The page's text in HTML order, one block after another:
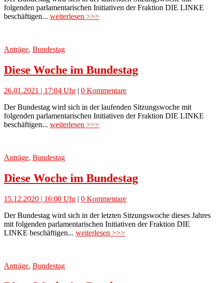
folgenden parlamentarischen Initiativen der Fraktion DIE LINKE
beschäftigen... weiterlesen >>>
Anträge, Bundestag
Diese Woche im Bundestag
26.01.2021 | 17:04 Uhr| 0 Kommentare
Der Bundestag wird sich in der laufenden Sitzungswoche mit
folgenden parlamentarischen Initiativen der Fraktion DIE LINKE
beschäftigen... weiterlesen >>>
Anträge, Bundestag
Diese Woche im Bundestag
15.12.2020 | 16:00 Uhr| 0 Kommentare
Der Bundestag wird sich in der letzten Sitzungswoche dieses Jahres
mit folgenden parlamentarischen Initiativen der Fraktion DIE
LINKE beschäftigen... weiterlesen >>>
Anträge, Bundestag